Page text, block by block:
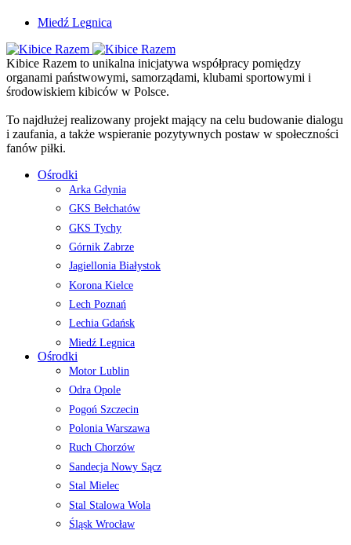
Miedź Legnica
Kibice Razem to unikalna inicjatywa współpracy pomiędzy
organami państwowymi, samorządami, klubami sportowymi i
środowiskiem kibiców w Polsce.
To najdłużej realizowany projekt mający na celu budowanie dialogu
i zaufania, a także wspieranie pozytywnych postaw w społeczności
fanów piłki.
Ośrodki
Arka Gdynia
GKS Bełchatów
GKS Tychy
Górnik Zabrze
Jagiellonia Białystok
Korona Kielce
Lech Poznań
Lechia Gdańsk
Miedź Legnica
Ośrodki
Motor Lublin
Odra Opole
Pogoń Szczecin
Polonia Warszawa
Ruch Chorzów
Sandecja Nowy Sącz
Stal Mielec
Stal Stalowa Wola
Śląsk Wrocław